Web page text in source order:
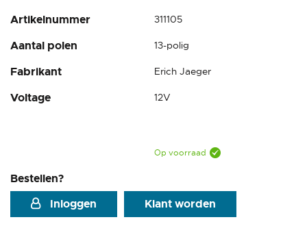
Artikelnummer 311105
Aantal polen 13-polig
Fabrikant Erich Jaeger
Voltage 12V
Op voorraad
Bestellen?
Inloggen
Klant worden
van
afbeeldingen-